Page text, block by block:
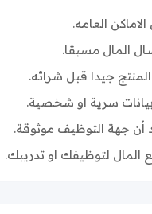
العامه.
المال مسبقا.
جيدا قبل شرائه.
سرية او شخصية.
أن جهة التوظيف موثوقة.
المال لتوظيفك او تدريبك.